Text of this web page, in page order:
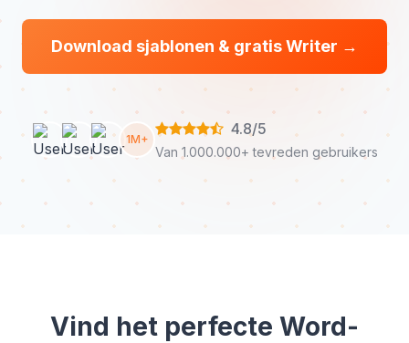
en stijlvol af te handelen.
Download sjablonen & gratis Writer →
1M+
4.8/5
Van 1.000.000+ tevreden gebruikers
Vind het perfecte Word-